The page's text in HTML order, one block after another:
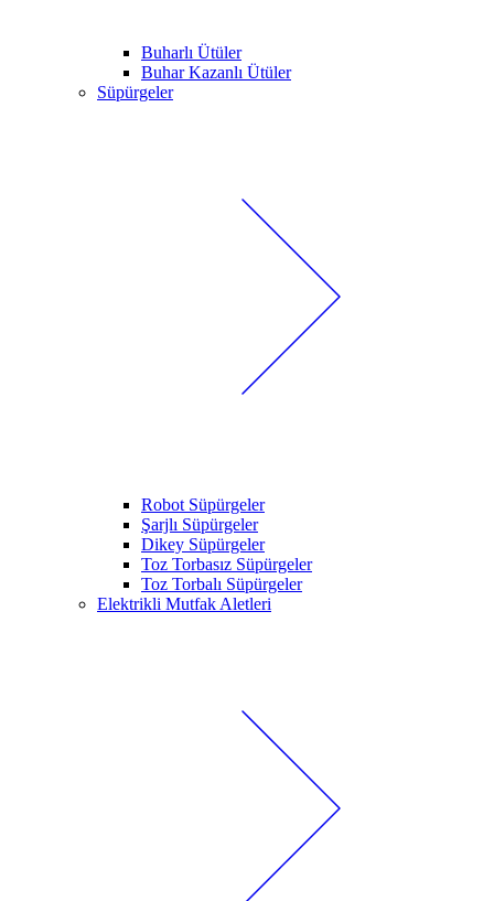
Buharlı Ütüler
Buhar Kazanlı Ütüler
Süpürgeler
Robot Süpürgeler
Şarjlı Süpürgeler
Dikey Süpürgeler
Toz Torbasız Süpürgeler
Toz Torbalı Süpürgeler
Elektrikli Mutfak Aletleri